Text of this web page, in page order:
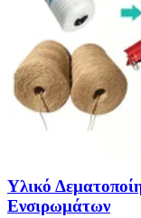
Υλικό
Ενσιρωμάτων